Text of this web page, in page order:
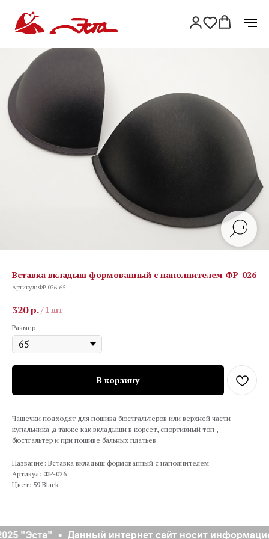
Вставка вкладыш формованный с наполнителем ФР-026
Артикул:ФР-026-65
320р./ 1 шт
Размер
В корзину
Чашечки подходят для пошива бюстгальтеров или верхней части
купальника ,а также как вкладыши в корсет, спортивный топ ,
бюстгальтер и при пошиве бальных платьев.
Название: Вставка вкладыш формованный с наполнителем
Артикул: ФР-026
Цвет: 59 Black
"Эста" Данный интернет сайт носит